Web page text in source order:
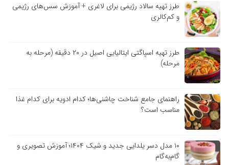
طرز تهیه سالاد رژیمی برای لاغری + آموزش سس‌های رژیمی
و کم‌کالری
طرز تهیه اسپاگتی ایتالیایی اصیل در ۲۰ دقیقه (مرحله به
مرحله)
راهنمای جامع شناخت چاشنی‌ها؛ کدام ادویه برای کدام غذا
مناسب است؟
۱۰ مدل دسر یلدایی جدید و شیک ۱۴۰۴؛ آموزش تصویری و
گام‌به‌گام